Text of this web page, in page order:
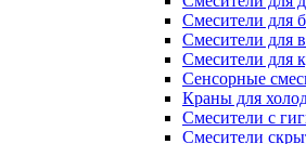
Смесители для
Смесители для
Смесители для
Сенсорные
Краны для
Смесители с
Смесители